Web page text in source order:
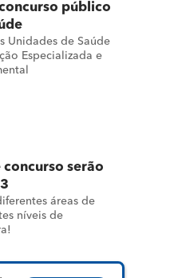
público
Unidades de Saúde
Especializada e
serão
áreas de
níveis de